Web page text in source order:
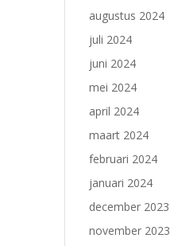
augustus 2024
juli 2024
juni 2024
mei 2024
april 2024
maart 2024
februari 2024
januari 2024
december 2023
november 2023